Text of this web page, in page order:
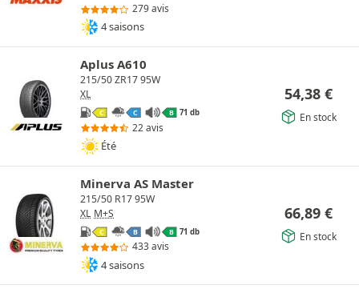
279 avis
4 saisons
Aplus A610
215/50 ZR17 95W
XL
C C B 71 db
22 avis
Été
54,38 €
En stock
Minerva AS Master
215/50 R17 95W
XL M+S
C B B 71 db
433 avis
4 saisons
66,89 €
En stock